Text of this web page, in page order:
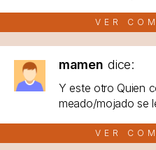
VER
mamen dice:
Y este otro Quien
meado/mojado se
VER